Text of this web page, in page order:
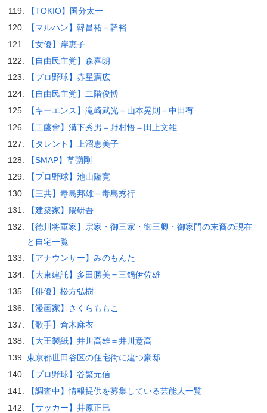
【TOKIO】国分太一
【マルハン】韓昌祐＝韓裕
【女優】岸恵子
【自由民主党】森喜朗
【プロ野球】赤星憲広
【自由民主党】二階俊博
【キーエンス】滝崎武光＝山本晃則＝中田有
【工藤會】溝下秀男＝野村悟＝田上文雄
【タレント】上沼恵美子
【SMAP】草彅剛
【プロ野球】池山隆寛
【三共】毒島邦雄＝毒島秀行
【建築家】隈研吾
【徳川将軍家】宗家・御三家・御三卿・御家門の末裔の現在
と自宅一覧
【アナウンサー】みのもんた
【大東建託】多田勝美＝三鍋伊佐雄
【俳優】松方弘樹
【漫画家】さくらももこ
【歌手】倉木麻衣
【大王製紙】井川高雄＝井川意高
東京都世田谷区の住宅街に建つ豪邸
【プロ野球】谷繁元信
【調査中】情報提供を募集している芸能人一覧
【サッカー】井原正巳